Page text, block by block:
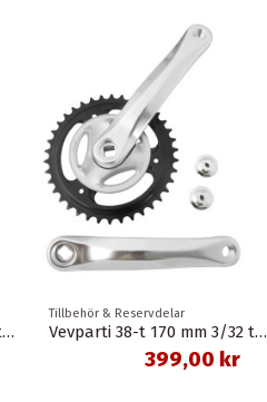
Vevparti 38-t 170 mm 3/32 tum 110 mm disc spectra
Tillbehör & Reservdelar
Vevparti 38-t 170 mm 3/32 tum 92 mm disc spectra
399,00 kr